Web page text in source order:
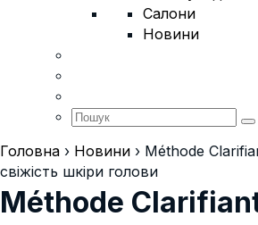
Салони
Новини
Головна › Новини › Méthode
свіжість шкіри голови
Méthode